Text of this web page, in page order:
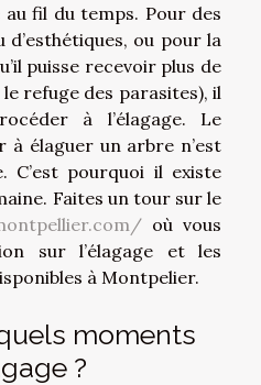
fil du temps. Pour des
d’esthétiques, ou pour la
puisse recevoir plus de
refuge des parasites), il
à l’élagage. Le
à élaguer un arbre n’est
C’est pourquoi il existe
Faites un tour sur le
où vous
sur l’élagage et les
à Montpelier.
moments
?